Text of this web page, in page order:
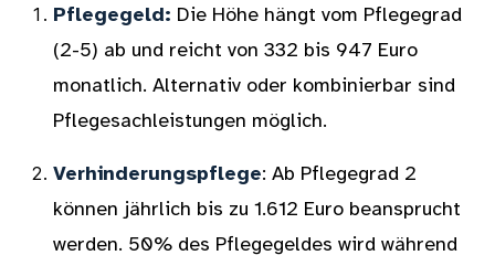
Pflegegeld: Die Höhe hängt vom Pflegegrad
(2-5) ab und reicht von 332 bis 947 Euro
monatlich. Alternativ oder kombinierbar sind
Pflegesachleistungen möglich.
Verhinderungspflege: Ab Pflegegrad 2
können jährlich bis zu 1.612 Euro beansprucht
werden. 50% des Pflegegeldes wird während